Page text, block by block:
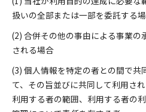
扱いの全部または一部を委託する
(2) 合併その他の事由による事業の
される場合
(3) 個人情報を特定の者との間で共
て、その旨並びに共同して利用さ
利用する者の範囲、利用する者の